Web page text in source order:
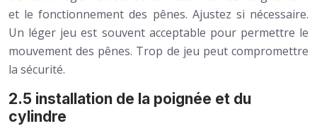
et le fonctionnement des pênes. Ajustez si nécessaire.
Un léger jeu est souvent acceptable pour permettre le
mouvement des pênes. Trop de jeu peut compromettre
la sécurité.
2.5 installation de la poignée et du
cylindre